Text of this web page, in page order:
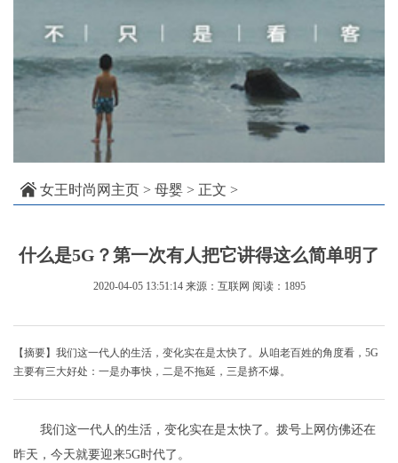
女王时尚网主页 > 母婴 > 正文 >
什么是5G？第一次有人把它讲得这么简单明了
2020-04-05 13:51:14 来源：互联网 阅读：1895
【摘要】我们这一代人的生活，变化实在是太快了。从咱老百姓的角度看，5G
主要有三大好处：一是办事快，二是不拖延，三是挤不爆。
我们这一代人的生活，变化实在是太快了。拨号上网仿佛还在
昨天，今天就要迎来5G时代了。